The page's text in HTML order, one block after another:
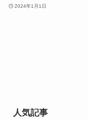
2024年1月1日
人気記事